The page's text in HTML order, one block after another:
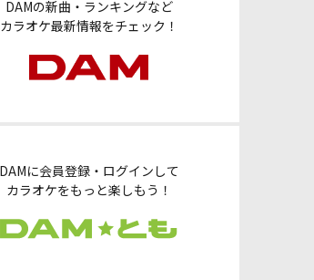
DAMの新曲・ランキングなど
カラオケ最新情報をチェック！
DAMに会員登録・ログインして
カラオケをもっと楽しもう！